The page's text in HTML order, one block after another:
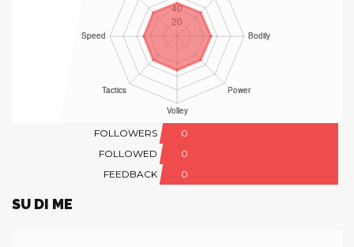
FOLLOWERS
0
FOLLOWED
0
FEEDBACK
0
SU DI ME